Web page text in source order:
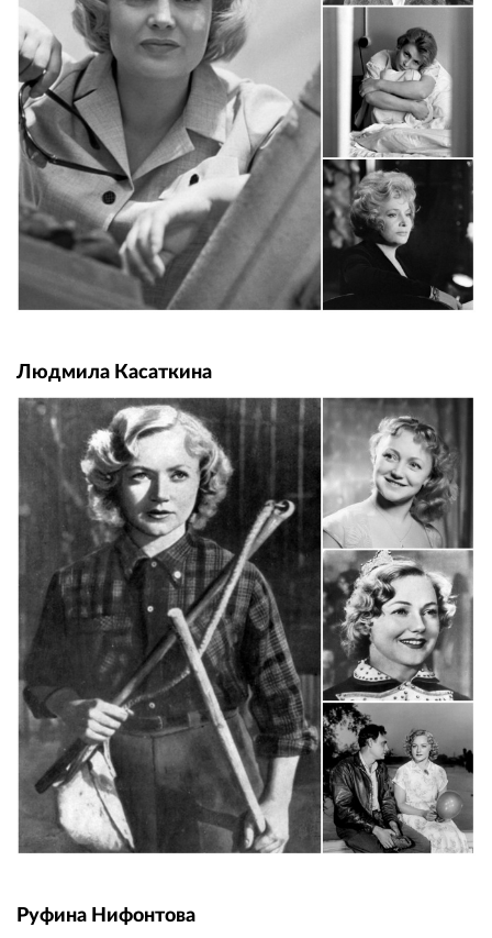
Людмила Касаткина
Руфина Нифонтова